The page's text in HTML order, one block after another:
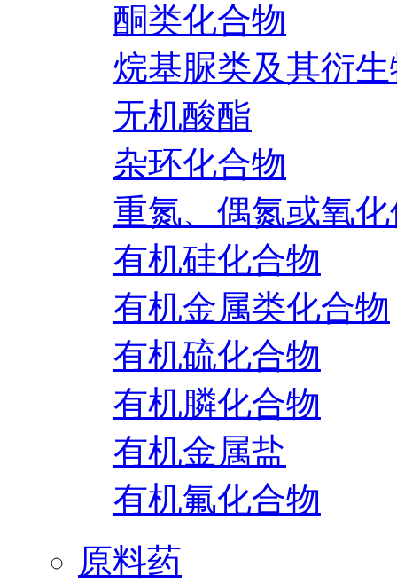
酮类化合物
烷基脲类及其衍
无机酸酯
杂环化合物
重氮、偶氮或氧
有机硅化合物
有机金属类化合物
有机硫化合物
有机膦化合物
有机金属盐
有机氟化合物
原料药